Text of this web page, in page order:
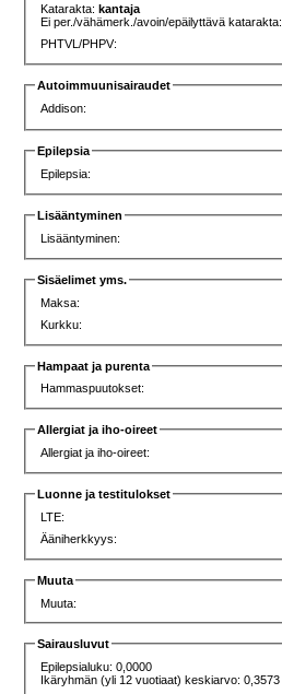
Katarakta:kantaja
Ei per./vähämerk./avoin/epäilyttävä katarakta:
PHTVL/PHPV:
Autoimmuunisairaudet
Addison:
Epilepsia
Epilepsia:
Lisääntyminen
Lisääntyminen:
Sisäelimet yms.
Maksa:
Kurkku:
Hampaat ja purenta
Hammaspuutokset:
Allergiat ja iho-oireet
Allergiat ja iho-oireet:
Luonne ja testitulokset
LTE:
Ääniherkkyys:
Muuta
Muuta:
Sairausluvut
Epilepsialuku: 0,0000
Ikäryhmän (yli 12 vuotiaat) keskiarvo: 0,3573